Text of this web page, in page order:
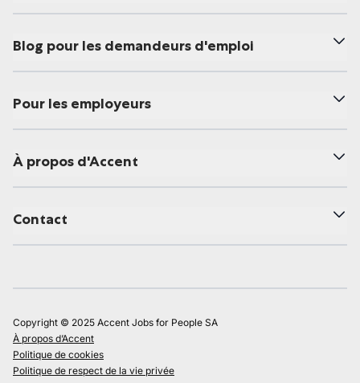
Blog pour les demandeurs d'emploi
Pour les employeurs
À propos d'Accent
Contact
Copyright © 2025 Accent Jobs for People SA
À propos d’Accent
Politique de cookies
Politique de respect de la vie privée